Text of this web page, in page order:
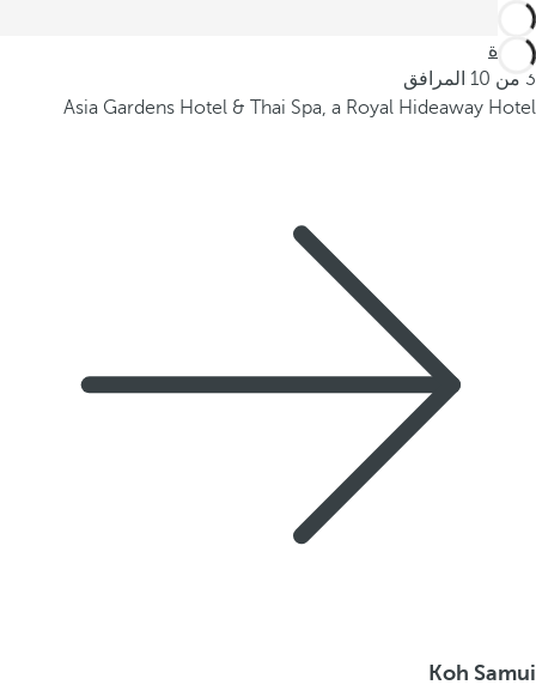
العودة
3 من 10 المرافق
Asia Gardens Hotel & Thai Spa, a Royal Hideaway Hotel
Koh Samui